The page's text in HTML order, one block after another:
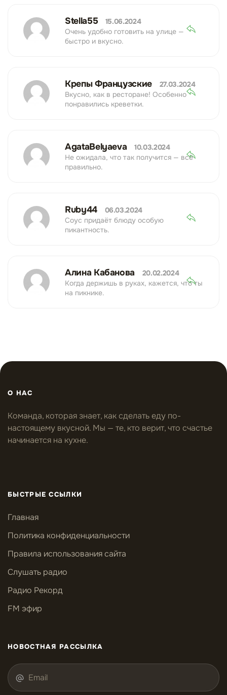
Stella55
15.06.2024
Очень удобно готовить на улице —
быстро и вкусно.
Крепы Французские
27.03.2024
Вкусно, как в ресторане! Особенно
понравились креветки.
AgataBelyaeva
10.03.2024
Не ожидала, что так получится — всё
правильно.
Ruby44
06.03.2024
Соус придаёт блюду особую
пикантность.
Алина Кабанова
20.02.2024
Когда держишь в руках, кажется, что ты
на пикнике.
О НАС
Команда, которая знает, как сделать еду по-
настоящему вкусной. Мы — те, кто верит, что счастье
начинается на кухне.
БЫСТРЫЕ ССЫЛКИ
Главная
Политика конфиденциальности
Правила использования сайта
Слушать радио
Радио Рекорд
FM эфир
НОВОСТНАЯ РАССЫЛКА